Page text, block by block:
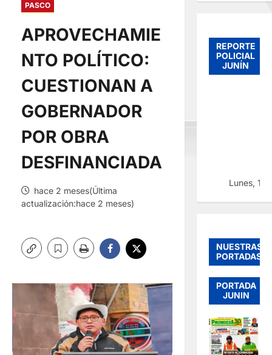
PASCO
APROVECHAMIE
NTO POLÍTICO:
CUESTIONAN A
GOBERNADOR
POR OBRA
DESFINANCIADA
hace 2 meses(Última
actualización:hace 2 meses)
REPORTE
POLICIAL
JUNÍN
Lunes, 10
NUESTRAS
PORTADAS
PORTADA
JUNIN